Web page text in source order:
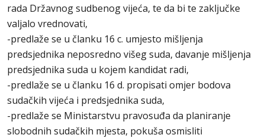
rada Državnog sudbenog vijeća, te da bi te zaključke
valjalo vrednovati,
-predlaže se u članku 16 c. umjesto mišljenja
predsjednika neposredno višeg suda, davanje mišljenja
predsjednika suda u kojem kandidat radi,
-predlaže se u članku 16 d. propisati omjer bodova
sudačkih vijeća i predsjednika suda,
-predlaže se Ministarstvu pravosuđa da planiranje
slobodnih sudačkih mjesta, pokuša osmisliti